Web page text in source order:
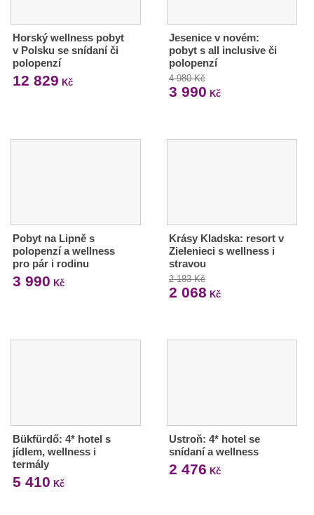
Horský wellness pobyt
v Polsku se snídaní či
polopenzí
12 829 Kč
Jesenice v novém:
pobyt s all inclusive či
polopenzí
4 980 Kč
3 990 Kč
Pobyt na Lipně s
polopenzí a wellness
pro pár i rodinu
3 990 Kč
Krásy Kladska: resort v
Zielenieci s wellness i
stravou
2 183 Kč
2 068 Kč
Bükfürdő: 4* hotel s
jídlem, wellness i
termály
5 410 Kč
Ustroň: 4* hotel se
snídaní a wellness
2 476 Kč